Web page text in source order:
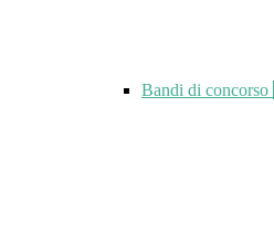
Bandi di concorso